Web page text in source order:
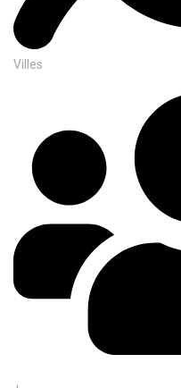
Villes